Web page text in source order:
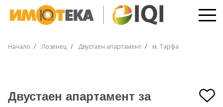
Начало Лозенец Двустаен апартамент м. Тарфа
Двустаен апартамент за